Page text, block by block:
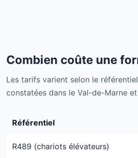
Combien coûte une
Les tarifs varient selon le
constatées dans le Val-de-Marne
Référentiel
R489 (chariots élévateurs)